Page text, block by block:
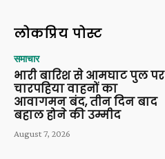
लोकप्रिय पोस्ट
समाचार
भारी बारिश से आमघाट पुल पर
चारपहिया वाहनों का
आवागमन बंद, तीन दिन बाद
बहाल होने की उम्मीद
August 7, 2026